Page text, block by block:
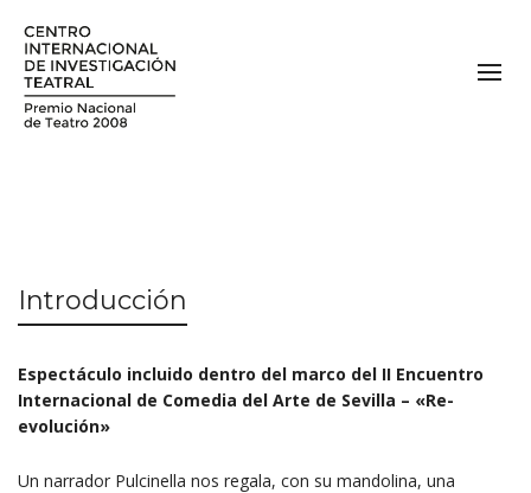
Introducción
Espectáculo incluido dentro del marco del II Encuentro
Internacional de Comedia del Arte de Sevilla – «Re-
evolución»
Un narrador Pulcinella nos regala, con su mandolina, una